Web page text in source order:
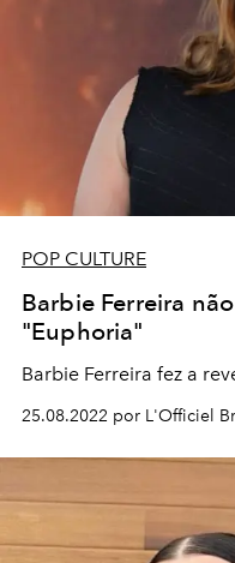
POP CULTURE
Barbie Ferreira
"Euphoria"
Barbie Ferreira fez a
25.08.2022 por L'Officiel